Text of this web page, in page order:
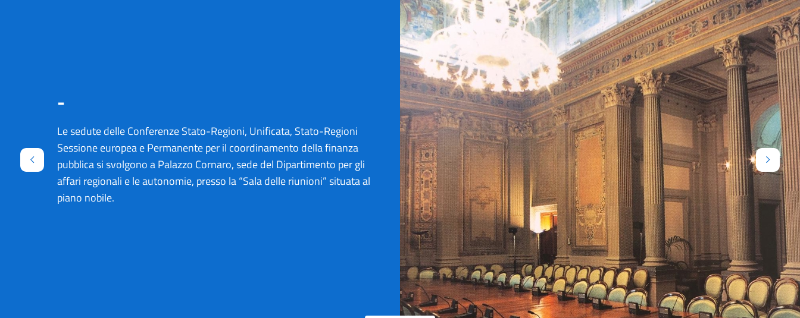
-
Le sedute delle Conferenze Stato-Regioni, Unificata, Stato-Regioni
Sessione europea e Permanente per il coordinamento della finanza
pubblica si svolgono a Palazzo Cornaro, sede del Dipartimento per gli
affari regionali e le autonomie, presso la “Sala delle riunioni” situata al
piano nobile.
Indietro